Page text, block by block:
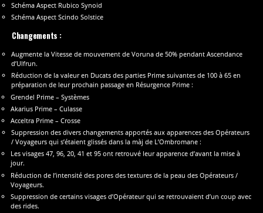
Schéma Aspect Rubico Synoid
Schéma Aspect Scindo Solstice
Changements :
Augmente la Vitesse de mouvement de Voruna de 50% pendant Ascendance
d’Ulfrun.
Réduction de la valeur en Ducats des parties Prime suivantes de 100 à 65 en
préparation de leur prochain passage en Résurgence Prime :
Grendel Prime – Systèmes
Akarius Prime – Culasse
Acceltra Prime – Crosse
Suppression des divers changements apportés aux apparences des Opérateurs
/ Voyageurs qui s’étaient glissés dans la màj de L’Ombromane :
Les visages 47, 96, 20, 41 et 95 ont retrouvé leur apparence d’avant la mise à
jour.
Réduction de l’intensité des pores des textures de la peau des Opérateurs /
Voyageurs.
Suppression de certains visages d’Opérateur qui se retrouvaient d’un coup avec
des rides.